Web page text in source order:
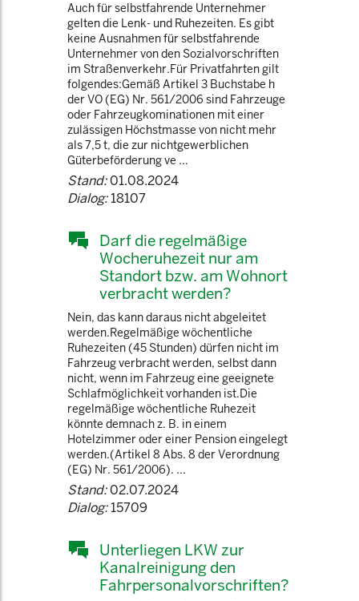
Auch für selbstfahrende Unternehmer
gelten die Lenk- und Ruhezeiten. Es gibt
keine Ausnahmen für selbstfahrende
Unternehmer von den Sozialvorschriften
im Straßenverkehr.Für Privatfahrten gilt
folgendes:Gemäß Artikel 3 Buchstabe h
der VO (EG) Nr. 561/2006 sind Fahrzeuge
oder Fahrzeugkominationen mit einer
zulässigen Höchstmasse von nicht mehr
als 7,5 t, die zur nichtgewerblichen
Güterbeförderung ve ...
Stand:01.08.2024
Dialog:18107
Darf die regelmäßige
Wocheruhezeit nur am
Standort bzw. am Wohnort
verbracht werden?
Nein, das kann daraus nicht abgeleitet
werden.Regelmäßige wöchentliche
Ruhezeiten (45 Stunden) dürfen nicht im
Fahrzeug verbracht werden, selbst dann
nicht, wenn im Fahrzeug eine geeignete
Schlafmöglichkeit vorhanden ist.Die
regelmäßige wöchentliche Ruhezeit
könnte demnach z. B. in einem
Hotelzimmer oder einer Pension eingelegt
werden.(Artikel 8 Abs. 8 der Verordnung
(EG) Nr. 561/2006). ...
Stand:02.07.2024
Dialog:15709
Unterliegen LKW zur
Kanalreinigung den
Fahrpersonalvorschriften?